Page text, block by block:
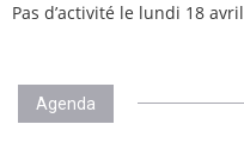
Pas d’activité le lundi 18 avril
Agenda